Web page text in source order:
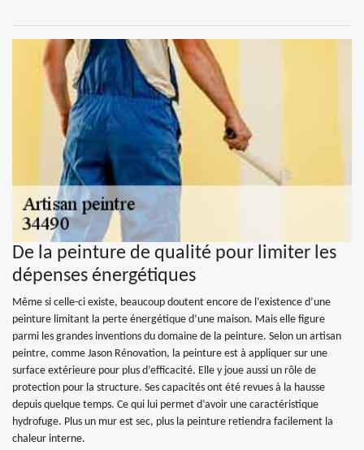
De la peinture de qualité pour limiter les
dépenses énergétiques
Même si celle-ci existe, beaucoup doutent encore de l’existence d’une
peinture limitant la perte énergétique d’une maison. Mais elle figure
parmi les grandes inventions du domaine de la peinture. Selon un artisan
peintre, comme Jason Rénovation, la peinture est à appliquer sur une
surface extérieure pour plus d’efficacité. Elle y joue aussi un rôle de
protection pour la structure. Ses capacités ont été revues à la hausse
depuis quelque temps. Ce qui lui permet d’avoir une caractéristique
hydrofuge. Plus un mur est sec, plus la peinture retiendra facilement la
chaleur interne.